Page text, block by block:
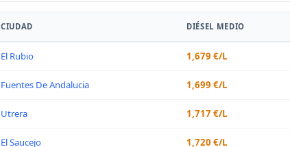
CIUDAD DIÉSEL MEDIO
El Rubio 1,679 €/L
Fuentes De Andalucia 1,699 €/L
Utrera 1,717 €/L
El Saucejo 1,720 €/L